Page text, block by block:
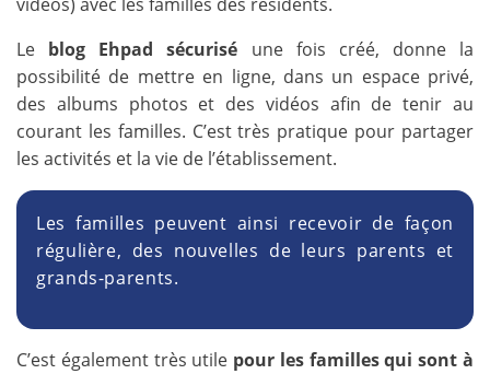
Le blog Ehpad sécurisé une fois créé, donne la
possibilité de mettre en ligne, dans un espace privé,
des albums photos et des vidéos afin de tenir au
courant les familles. C’est très pratique pour partager
les activités et la vie de l’établissement.
Les familles peuvent ainsi recevoir de façon
régulière, des nouvelles de leurs parents et
grands-parents.
C’est également très utile pour les familles qui sont à